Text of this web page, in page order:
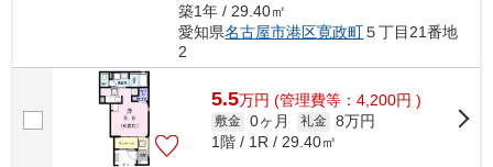
築1年 / 29.40㎡
愛知県名古屋市港区寛政町５丁目21番地
2
5.5万円 (管理費等：4,200円 )
敷金 0ヶ月 礼金 8万円
1階 / 1R / 29.40㎡